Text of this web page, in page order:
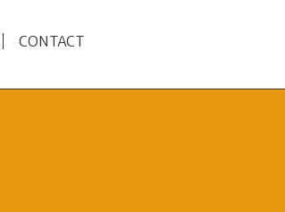
CONTACT